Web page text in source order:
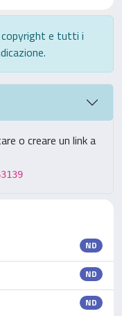
e tutti i
o creare un link a
ND
ND
ND